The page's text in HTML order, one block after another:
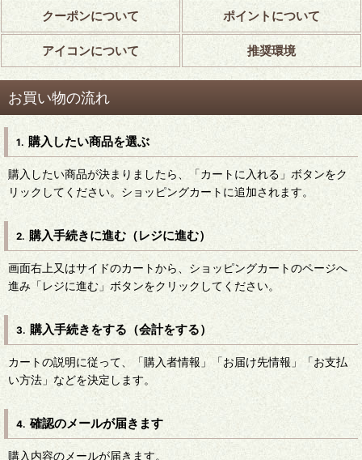
クーポンについて ポイントについて
アイコンについて 推奨環境
お買い物の流れ
1. 購入したい商品を選ぶ
購入したい商品が決まりましたら、「カートに入れる」ボタンをク
リックしてください。ショッピングカートに追加されます。
2. 購入手続きに進む（レジに進む）
画面右上又はサイドのカートから、ショッピングカートのページへ
進み「レジに進む」ボタンをクリックしてください。
3. 購入手続きをする（会計をする）
カートの説明に従って、「購入者情報」「お届け先情報」「お支払
い方法」などを決定します。
4. 確認のメールが届きます
購入内容のメールが届きます。